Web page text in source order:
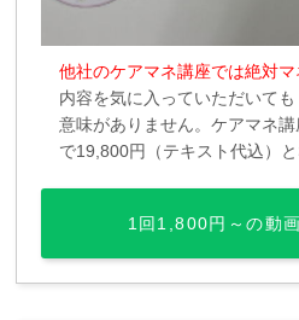
他社のケアマネ講座では絶対マ
内容を気に入っていただいて
意味がありません。ケアマネ
で19,800円（テキスト代込）と
1回1,800円～の動